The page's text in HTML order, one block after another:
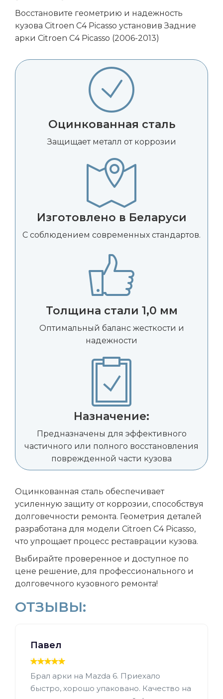
Восстановите геометрию и надежность
кузова Citroen C4 Picasso установив Задние
арки Citroen C4 Picasso (2006-2013)
Оцинкованная сталь
Защищает металл от коррозии
Изготовлено в Беларуси
С соблюдением современных стандартов.
Толщина стали 1,0 мм
Оптимальный баланс жесткости и
надежности
Назначение:
Предназначены для эффективного
частичного или полного восстановления
поврежденной части кузова
Оцинкованная сталь обеспечивает
усиленную защиту от коррозии, способствуя
долговечности ремонта. Геометрия деталей
разработана для модели Citroen C4 Picasso,
что упрощает процесс реставрации кузова.
Выбирайте проверенное и доступное по
цене решение, для профессионального и
долговечного кузовного ремонта!
ОТЗЫВЫ:
Павел
Брал арки на Mazda 6. Приехало
быстро, хорошо упаковано. Качество на